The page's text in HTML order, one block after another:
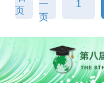
页
一
页
1